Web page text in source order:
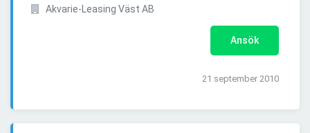
Akvarie-Leasing Väst AB
Ansök
21 september 2010